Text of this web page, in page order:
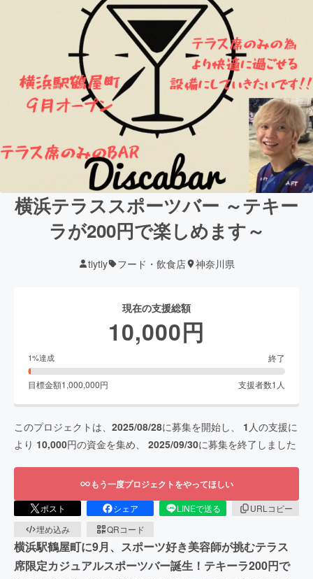
横浜テラススポーツバー ～テキー
ラが200円で楽しめます～
tiytiy フード・飲食店 神奈川県
現在の支援総額
10,000円
1%達成 終了
目標金額1,000,000円 支援者数1 人
このプロジェクトは、 2025/08/28に募集を開始し、 1 人の支援に
より 10,000円の資金を集め、 2025/09/30に募集を終了しました
もう一度プロジェクトをやってほしい
ポスト シェア LINEで送る
URLコピー
埋め込み
QRコード
横浜駅鶴屋町に9月、スポーツ好き美容師が挑むテラス
席限定カジュアルスポーツバー誕生！テキーラ200円で